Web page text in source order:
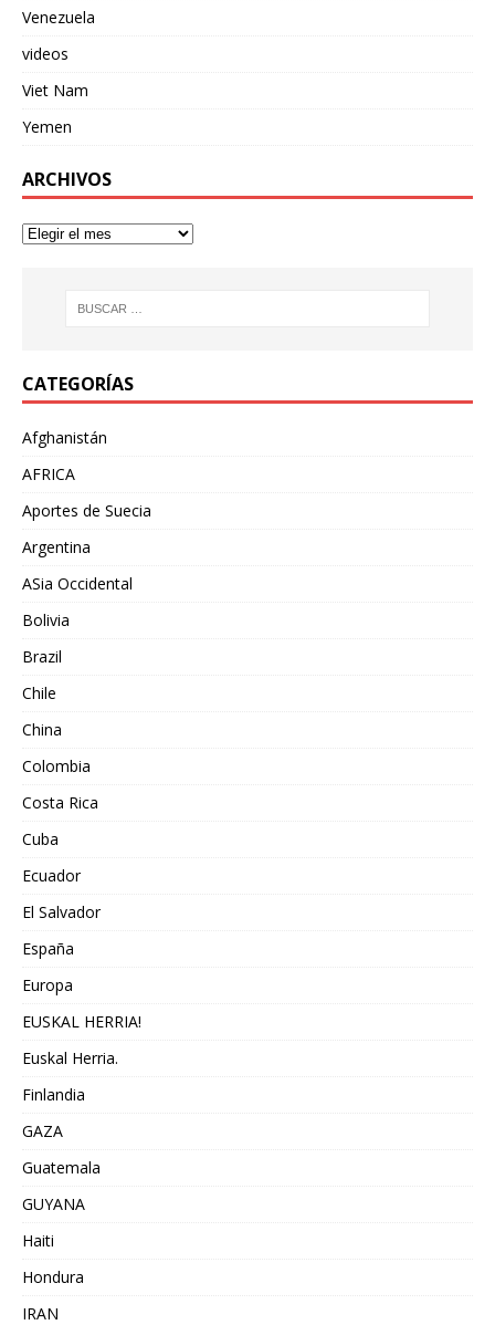
Venezuela
videos
Viet Nam
Yemen
ARCHIVOS
CATEGORÍAS
Afghanistán
AFRICA
Aportes de Suecia
Argentina
ASia Occidental
Bolivia
Brazil
Chile
China
Colombia
Costa Rica
Cuba
Ecuador
El Salvador
España
Europa
EUSKAL HERRIA!
Euskal Herria.
Finlandia
GAZA
Guatemala
GUYANA
Haiti
Hondura
IRAN